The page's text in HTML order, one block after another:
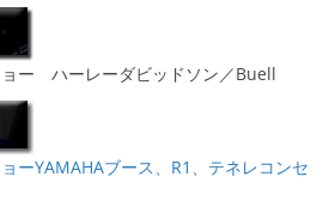
ー ハーレーダビッドソン／Buell
ーYAMAHAブース、R1、テネレコンセ